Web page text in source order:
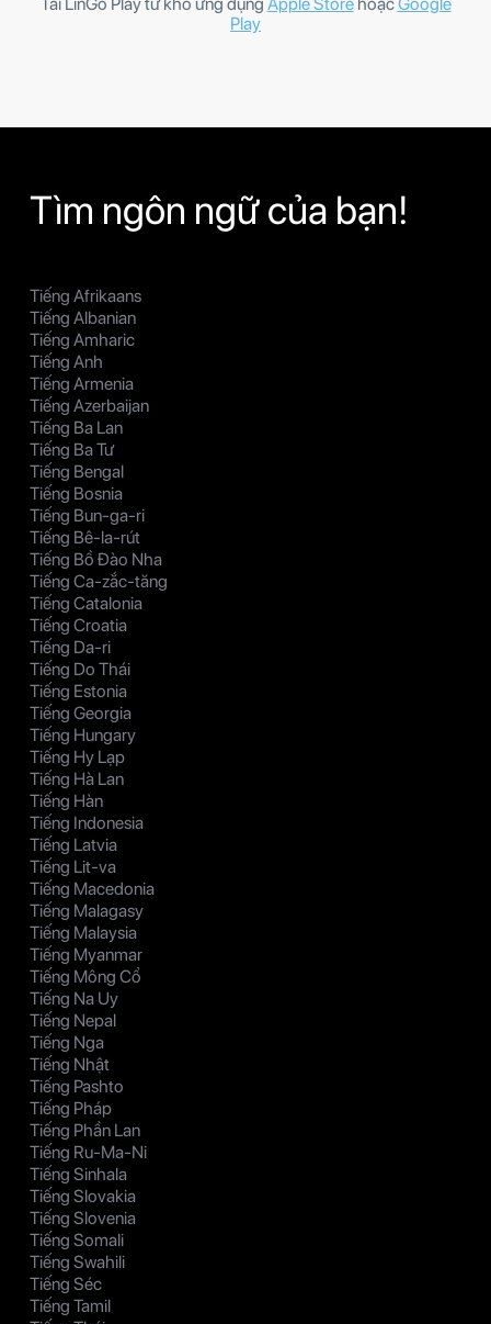
Play
Tìm ngôn ngữ của bạn!
Tiếng Afrikaans
Tiếng Albanian
Tiếng Amharic
Tiếng Anh
Tiếng Armenia
Tiếng Azerbaijan
Tiếng Ba Lan
Tiếng Ba Tư
Tiếng Bengal
Tiếng Bosnia
Tiếng Bun-ga-ri
Tiếng Bê-la-rút
Tiếng Bồ Đào Nha
Tiếng Ca-zắc-tăng
Tiếng Catalonia
Tiếng Croatia
Tiếng Da-ri
Tiếng Do Thái
Tiếng Estonia
Tiếng Georgia
Tiếng Hungary
Tiếng Hy Lạp
Tiếng Hà Lan
Tiếng Hàn
Tiếng Indonesia
Tiếng Latvia
Tiếng Lit-va
Tiếng Macedonia
Tiếng Malagasy
Tiếng Malaysia
Tiếng Myanmar
Tiếng Mông Cổ
Tiếng Na Uy
Tiếng Nepal
Tiếng Nga
Tiếng Nhật
Tiếng Pashto
Tiếng Pháp
Tiếng Phần Lan
Tiếng Ru-Ma-Ni
Tiếng Sinhala
Tiếng Slovakia
Tiếng Slovenia
Tiếng Somali
Tiếng Swahili
Tiếng Séc
Tiếng Tamil